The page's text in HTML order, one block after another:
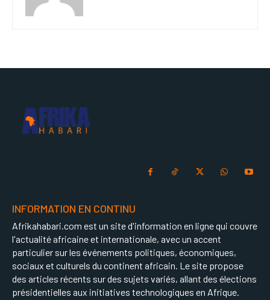
INFORMATION EN CONTINU
Afrikahabari.com est un site d'information en ligne qui couvre
l'actualité africaine et internationale, avec un accent
particulier sur les événements politiques, économiques,
sociaux et culturels du continent africain. Le site propose
des articles récents sur des sujets variés, allant des élections
présidentielles aux initiatives technologiques en Afrique.